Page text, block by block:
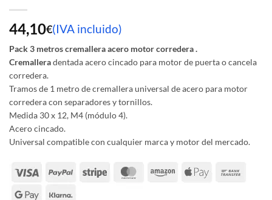
44,10€(IVA incluido)
Pack 3 metros cremallera acero motor corredera .
Cremalleradentada acero cincado para motor de puerta o cancela
corredera.
Tramos de 1 metro de cremallera universal de acero para motor
corredera con separadores y tornillos.
Medida 30 x 12, M4 (módulo 4).
Acero cincado.
Universal compatible con cualquier marca y motor del mercado.